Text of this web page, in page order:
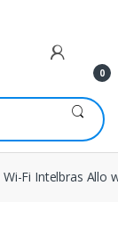
0
Fi Intelbras Allo